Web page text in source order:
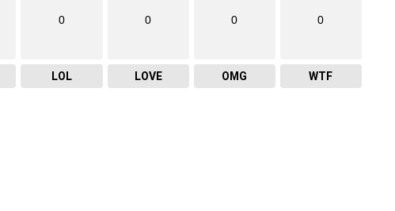
0
LOL
0
LOVE
0
OMG
0
WTF